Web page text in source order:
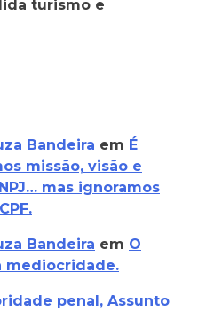
turismo e
Bandeira em É
missão, visão e
mas ignoramos
Bandeira em O
mediocridade.
penal, Assunto